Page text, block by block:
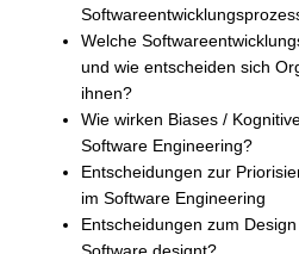
Welche
und wie entscheiden sich
ihnen?
Wie wirken Biases /
Software Engineering?
Entscheidungen zur
im Software Engineering
Entscheidungen zum